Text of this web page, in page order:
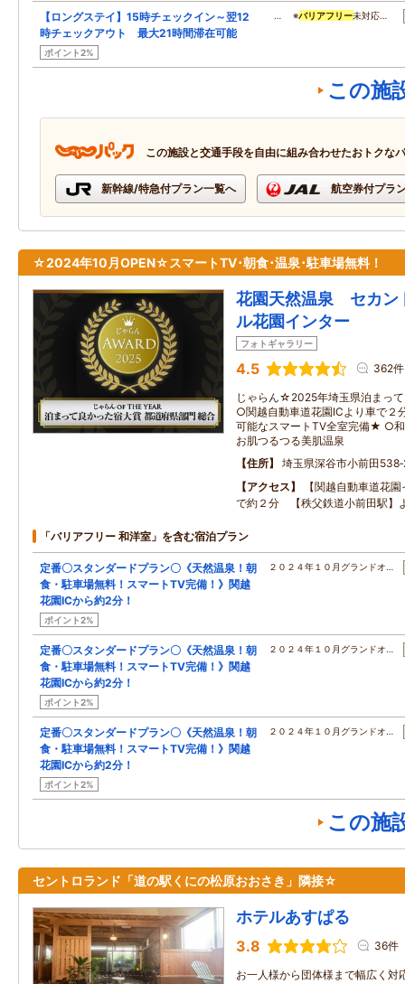
【ロングステイ】15時チェックイン～翌12
時チェックアウト 最大21時間滞在可能
ポイント2%
… ※バリアフリー未対応…
この施
この施設と交通手段を自由に組み合わせたおトクな
新幹線/特急付プラン一覧へ 航空券付プラ
☆2024年10月OPEN☆スマートTV･朝食･温泉･駐車場無料！
花園天然温泉 セカ
ル花園インター
フォトギャラリー
4.5 362件
じゃらん☆2025年埼玉県泊まっ
○関越自動車道花園ICより車で２
可能なスマートTV全室完備★ ○
お肌つるつる美肌温泉
住所
埼玉県深谷市小前田
アクセス
【関越自動車道花
で約２分 【秩父鉄道小前田駅】
「バリアフリー 和洋室」を含む宿泊プラン
定番〇スタンダードプラン〇《天然温泉！朝
食・駐車場無料！スマートTV完備！》関越
花園ICから約2分！
ポイント2%
２０２４年１０月グランドオ…
定番〇スタンダードプラン〇《天然温泉！朝
食・駐車場無料！スマートTV完備！》関越
花園ICから約2分！
ポイント2%
２０２４年１０月グランドオ…
定番〇スタンダードプラン〇《天然温泉！朝
食・駐車場無料！スマートTV完備！》関越
花園ICから約2分！
ポイント2%
２０２４年１０月グランドオ…
この施
セントロランド「道の駅くにの松原おおさき」隣接☆
ホテルあすぱる
3.8 36件
お一人様から団体様まで幅広く対